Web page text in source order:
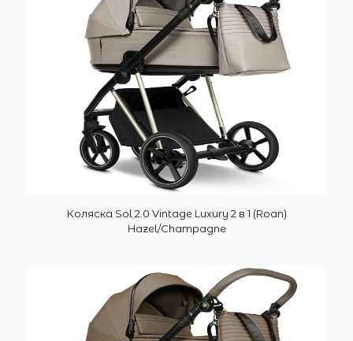
Коляска Sol 2.0 Vintage Luxury 2 в 1 (Roan)
Hazel/Champagne